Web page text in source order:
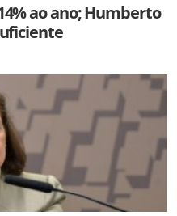
ao ano; Humberto